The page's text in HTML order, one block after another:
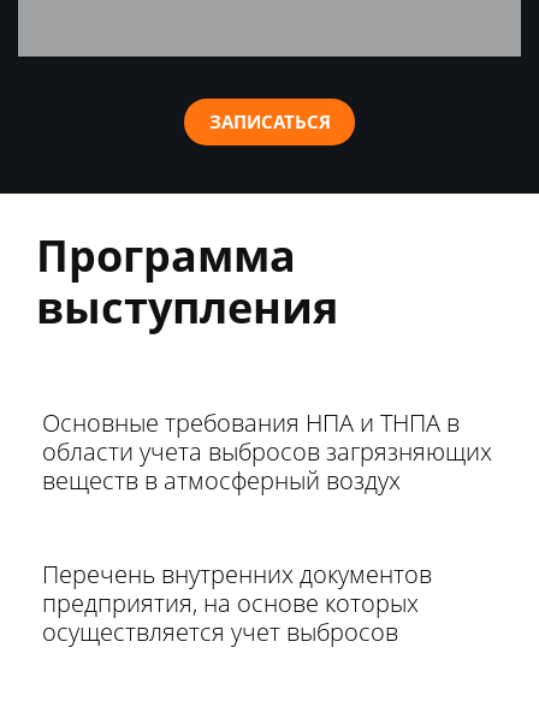
ЗАПИСАТЬСЯ
Программа
выступления
Основные требования НПА и ТНПА в
области учета выбросов загрязняющих
веществ в атмосферный воздух
Перечень внутренних документов
предприятия, на основе которых
осуществляется учет выбросов